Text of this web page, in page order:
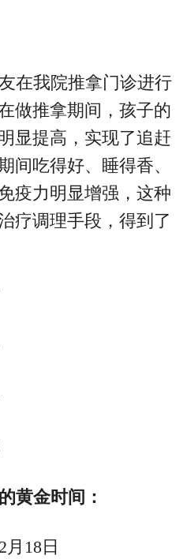
在我院推拿门诊进行
做推拿期间，孩子的
显提高，实现了追赶
间吃得好、睡得香、
疫力明显增强，这种
疗调理手段，得到了
黄金时间：
18日